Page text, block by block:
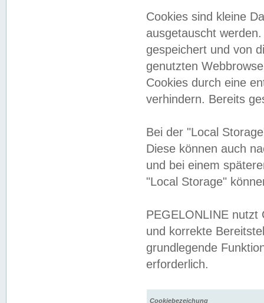
Cookies sind kleine
ausgetauscht
gespeichert und von
genutzten
Cookies durch eine
verhindern. Bereits
Bei der "Local
Diese können auch
und bei einem
"Local Storage"
PEGELONLINE nutzt
und korrekte
grundlegende
erforderlich.
Cookiebezeichung